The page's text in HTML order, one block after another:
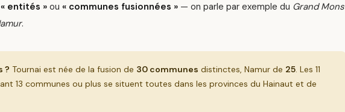
« entités » ou« communes fusionnées » — on parle par exemple du Grand Mons
.
? Tournai est née de la fusion de 30 communes distinctes, Namur de 25. Les 11
13 communes ou plus se situent toutes dans les provinces du Hainaut et de